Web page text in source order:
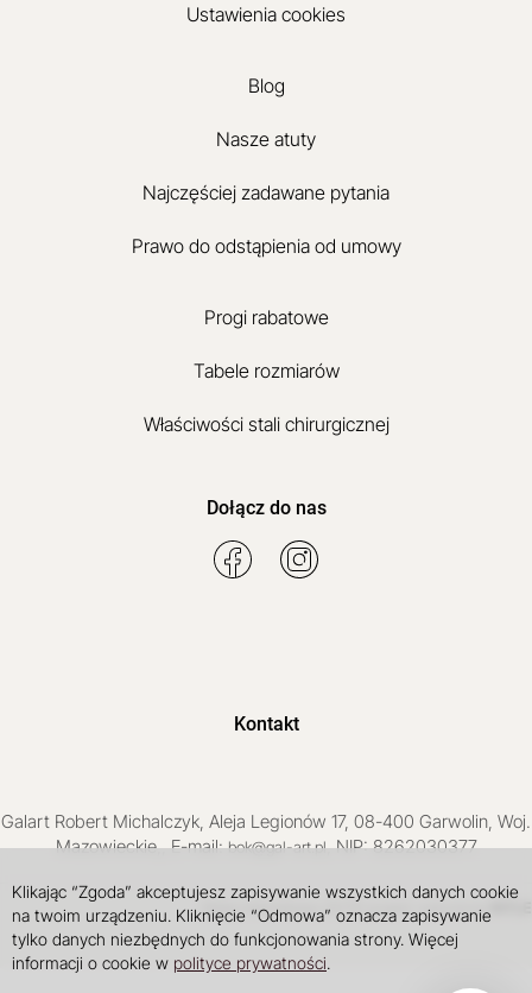
Ustawienia cookies
Blog
Nasze atuty
Najczęściej zadawane pytania
Prawo do odstąpienia od umowy
Progi rabatowe
Tabele rozmiarów
Właściwości stali chirurgicznej
Dołącz do nas
Kontakt
Galart Robert Michalczyk, Aleja Legionów 17, 08-400 Garwolin, Woj.
Mazowieckie,, E-mail:bok@gal-art.pl, NIP: 8262030377
Sklep internetowy SOTE projekt i wdrożenie
Klikając “Zgoda” akceptujesz zapisywanie wszystkich danych cookie
na twoim urządzeniu. Kliknięcie “Odmowa” oznacza zapisywanie
tylko danych niezbędnych do funkcjonowania strony. Więcej
informacji o cookie w polityce prywatności.